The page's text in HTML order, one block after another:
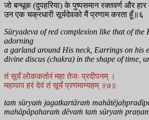
जो बन्धूक (दुपहरिया) के पुष्पसमान रक्तवर्ण और
उन एक चक्रधारी सूर्यदेवको मैं प्रणाम करता हूँ॥६
Sūryadeva of red complexion like that of the
adorning
a garland around His neck, Earrings on his
divine discus (chakra) in the shape of time,
तं सूर्यं लोककर्तारं महा तेजः प्रदीपनम् ।
महापाप हरं देवं तं सूर्यं प्रणमाम्यहम् ॥७॥
taṁ sūryaṁ jagatkartāraṁ
mahāpāpaharaṁ dēvaṁ taṁ sūryaṁ